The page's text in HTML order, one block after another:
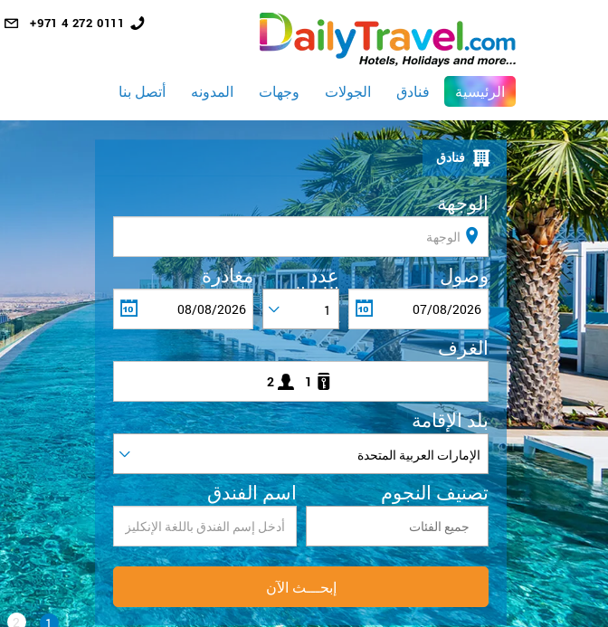
رقم
+971 4 272 0111
الرئيسية(current) فنادق الجولات وجهات المدونه أتصل بنا
فنادق
الوجهة
وصول عدد
الليــالي
1
مغادرة
الغرف
1
2
بلد الإقامة
الإمارات العربية المتحدة
تصنيف النجوم اسم الفندق
إبحـــث الآن